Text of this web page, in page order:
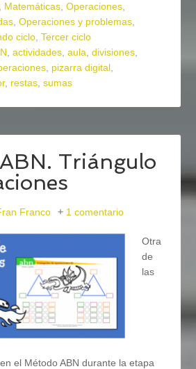
, Matemáticas,Operaciones,
,Operaciones y problemas,
ciclo,Tercer ciclo
,actividades,aula,divisiones,
, pizarra digital,
, restas,sumas
Triángulo
Franco 1 comentario
Otra
de
las
el Método ABN durante la etapa